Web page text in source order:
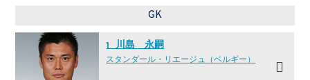
GK
1
川島 永嗣
スタンダール・リエージュ（ベルギー）